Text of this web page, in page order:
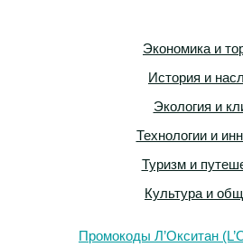
Экономика и
История и
Экология и
Технологии и
Туризм и
Культура и
Промокоды Л’Окситан